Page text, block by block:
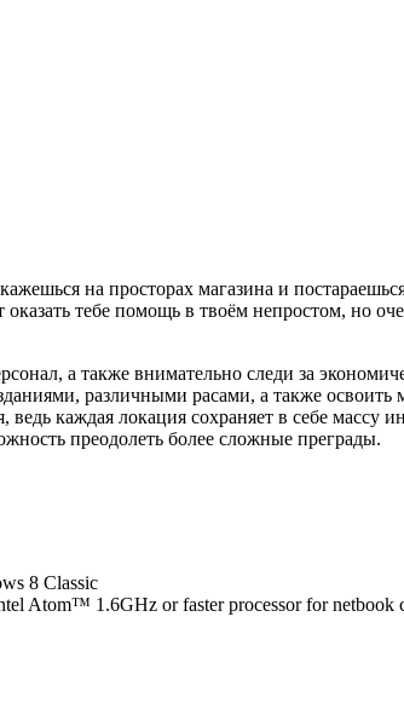
на просторах магазина и
тебе помощь в твоём непростом, но
а также внимательно следи за
различными расами, а также освоить
каждая локация сохраняет в себе
преодолеть более сложные преграды.
8 Classic
Atom™ 1.6GHz or faster processor for netbook